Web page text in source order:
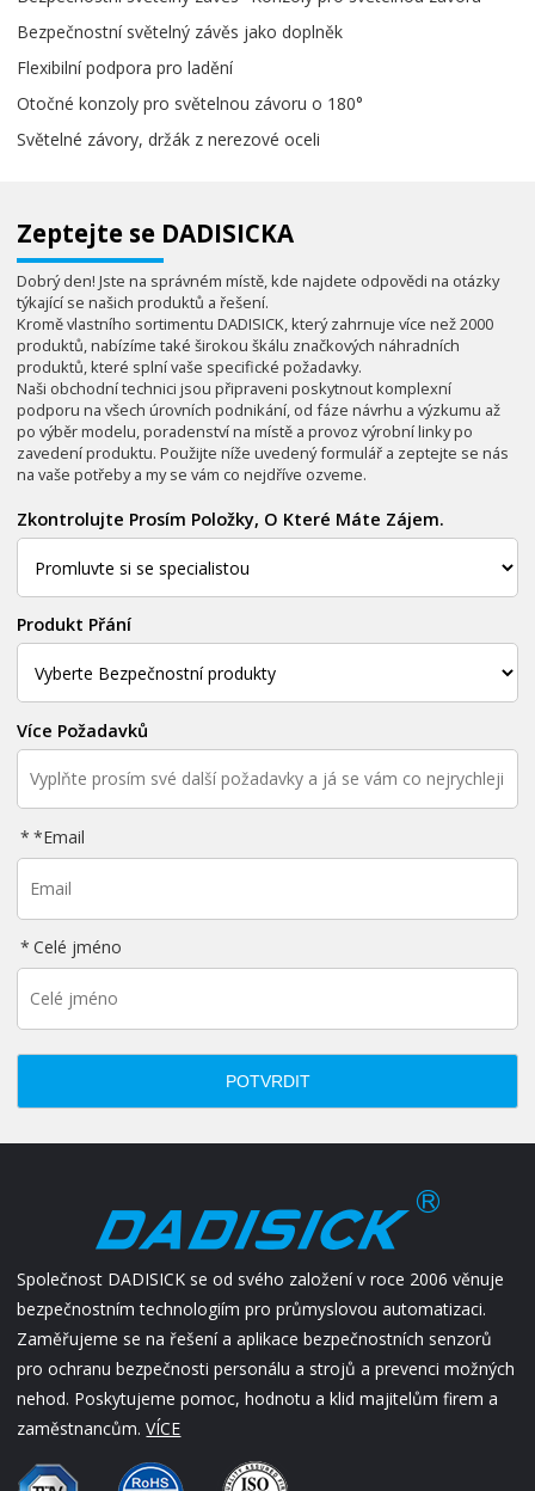
Bezpečnostní světelný závěs jako doplněk
Flexibilní podpora pro ladění
Otočné konzoly pro světelnou závoru o 180°
Světelné závory, držák z nerezové oceli
Zeptejte se DADISICKA
Dobrý den! Jste na správném místě, kde najdete odpovědi na otázky
týkající se našich produktů a řešení.
Kromě vlastního sortimentu DADISICK, který zahrnuje více než 2000
produktů, nabízíme také širokou škálu značkových náhradních
produktů, které splní vaše specifické požadavky.
Naši obchodní technici jsou připraveni poskytnout komplexní
podporu na všech úrovních podnikání, od fáze návrhu a výzkumu až
po výběr modelu, poradenství na místě a provoz výrobní linky po
zavedení produktu. Použijte níže uvedený formulář a zeptejte se nás
na vaše potřeby a my se vám co nejdříve ozveme.
Zkontrolujte Prosím Položky, O Které Máte Zájem.
Produkt Přání
Více Požadavků
*Email
Celé jméno
POTVRDIT
Společnost DADISICK se od svého založení v roce 2006 věnuje
bezpečnostním technologiím pro průmyslovou automatizaci.
Zaměřujeme se na řešení a aplikace bezpečnostních senzorů
pro ochranu bezpečnosti personálu a strojů a prevenci možných
nehod. Poskytujeme pomoc, hodnotu a klid majitelům firem a
zaměstnancům.VÍCE